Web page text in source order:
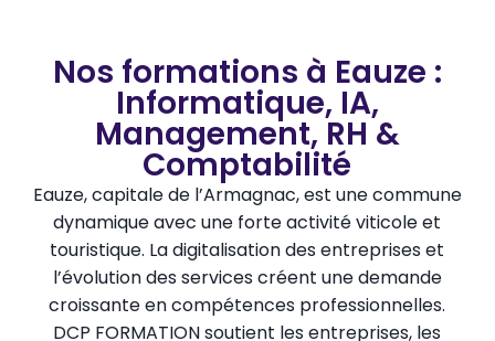
Nos formations à Eauze :
Informatique, IA,
Management, RH &
Comptabilité
Eauze, capitale de l’Armagnac, est une commune
dynamique avec une forte activité viticole et
touristique. La digitalisation des entreprises et
l’évolution des services créent une demande
croissante en compétences professionnelles.
DCP FORMATION soutient les entreprises, les